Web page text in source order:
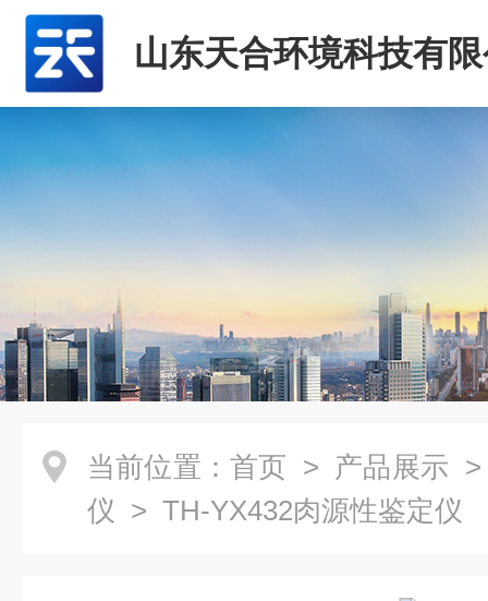
山东天合环境科技有
当前位置： 首页 > 产品展示
仪 > TH-YX432肉源性鉴定仪